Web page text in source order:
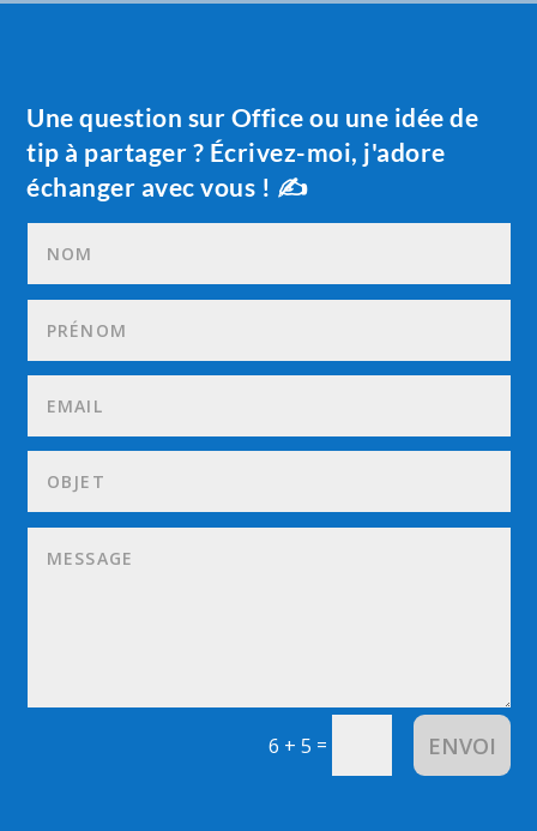
Une question sur Office ou une idée de
tip à partager ? Écrivez-moi, j'adore
échanger avec vous ! ✍️
6 + 5 = ENVOI